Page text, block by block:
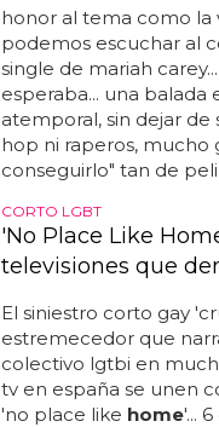
honor al tema como la
podemos escuchar al
single de mariah
esperaba... una
atemporal, sin dejar
hop ni raperos,
conseguirlo" tan de
CORTO LGBT
'No Place Like
televisiones que
El siniestro corto gay
estremecedor que
colectivo lgtbi en
tv en españa se unen
'no place like home'...